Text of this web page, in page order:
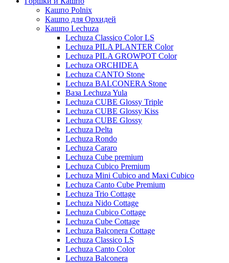
Кашпо Polnix
Кашпо для Орхидей
Кашпо Lechuza
Lechuza Classico Color LS
Lechuza PILA PLANTER Color
Lechuza PILA GROWPOT Color
Lechuza ORCHIDEA
Lechuza CANTO Stone
Lechuza BALCONERA Stone
Ваза Lechuza Yula
Lechuza CUBE Glossy Triple
Lechuza CUBE Glossy Kiss
Lechuza CUBE Glossy
Lechuza Delta
Lechuza Rondo
Lechuza Cararo
Lechuza Cube premium
Lechuza Cubico Premium
Lechuza Mini Cubico and Maxi Cubico
Lechuza Canto Cube Premium
Lechuza Trio Cottage
Lechuza Nido Cottage
Lechuza Cubico Cottage
Lechuza Cube Cottage
Lechuza Balconera Cottage
Lechuza Classico LS
Lechuza Canto Color
Lechuza Balconera